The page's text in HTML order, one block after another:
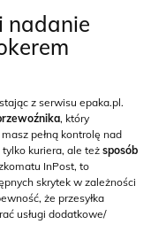
nadanie
z serwisu epaka.pl.
, który
pełną kontrolę nad
kuriera, ale też sposób
InPost, to
skrytek w zależności
że przesyłka
usługi dodatkowe/